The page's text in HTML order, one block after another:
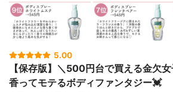
5.00
【保存版】＼500円台で買える金欠
香ってモテるボディファンタジー💓